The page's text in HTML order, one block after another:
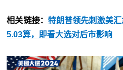
相关链接： 特朗普领先刺激美
5.03算，即看大选对后市影响